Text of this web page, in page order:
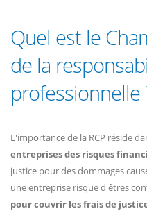
Quel est le
de la
professionnelle
L'importance de la RCP réside
entreprises des risques
justice pour des dommages
une entreprise risque d'êtres
pour couvrir les frais de